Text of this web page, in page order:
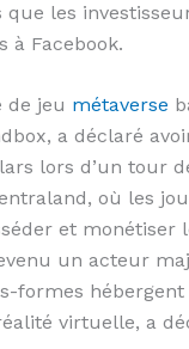
que les
à Facebook.
de jeu métaverse
a déclaré
lors d’un tour
où les
et monétiser
un acteur
formes
virtuelle, a